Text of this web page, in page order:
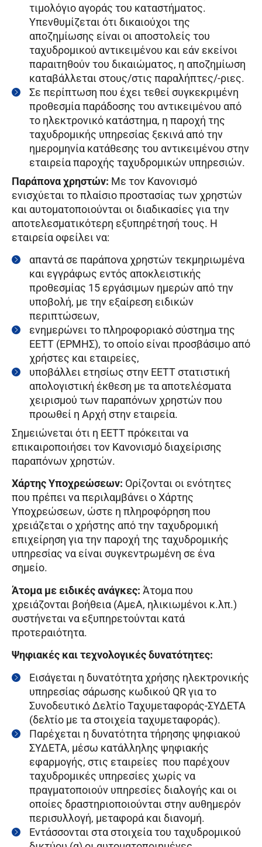
τιμολόγιο αγοράς του καταστήματος.
Υπενθυμίζεται ότι δικαιούχοι της
αποζημίωσης είναι οι αποστολείς του
ταχυδρομικού αντικειμένου και εάν εκείνοι
παραιτηθούν του δικαιώματος, η αποζημίωση
καταβάλλεται στους/στις παραλήπτες/-ριες.
Σε περίπτωση που έχει τεθεί συγκεκριμένη
προθεσμία παράδοσης του αντικειμένου από
το ηλεκτρονικό κατάστημα, η παροχή της
ταχυδρομικής υπηρεσίας ξεκινά από την
ημερομηνία κατάθεσης του αντικειμένου στην
εταιρεία παροχής ταχυδρομικών υπηρεσιών.
Παράπονα χρηστών: Με τον Κανονισμό
ενισχύεται το πλαίσιο προστασίας των χρηστών
και αυτοματοποιούνται οι διαδικασίες για την
αποτελεσματικότερη εξυπηρέτησή τους. Η
εταιρεία οφείλει να:
απαντά σε παράπονα χρηστών τεκμηριωμένα
και εγγράφως εντός αποκλειστικής
προθεσμίας 15 εργάσιμων ημερών από την
υποβολή, με την εξαίρεση ειδικών
περιπτώσεων,
ενημερώνει το πληροφοριακό σύστημα της
ΕΕΤΤ (ΕΡΜΗΣ), το οποίο είναι προσβάσιμο από
χρήστες και εταιρείες,
υποβάλλει ετησίως στην ΕΕΤΤ στατιστική
απολογιστική έκθεση με τα αποτελέσματα
χειρισμού των παραπόνων χρηστών που
προωθεί η Αρχή στην εταιρεία.
Σημειώνεται ότι η ΕΕΤΤ πρόκειται να
επικαιροποιήσει τον Κανονισμό διαχείρισης
παραπόνων χρηστών.
Χάρτης Υποχρεώσεων: Ορίζονται οι ενότητες
που πρέπει να περιλαμβάνει ο Χάρτης
Υποχρεώσεων, ώστε η πληροφόρηση που
χρειάζεται ο χρήστης από την ταχυδρομική
επιχείρηση για την παροχή της ταχυδρομικής
υπηρεσίας να είναι συγκεντρωμένη σε ένα
σημείο.
Άτομα με ειδικές ανάγκες: Άτομα που
χρειάζονται βοήθεια (ΑμεΑ, ηλικιωμένοι κ.λπ.)
συστήνεται να εξυπηρετούνται κατά
προτεραιότητα.
Ψηφιακές και τεχνολογικές δυνατότητες:
Εισάγεται η δυνατότητα χρήσης ηλεκτρονικής
υπηρεσίας σάρωσης κωδικού QR για το
Συνοδευτικό Δελτίο Ταχυμεταφοράς-ΣΥΔΕΤΑ
(δελτίο με τα στοιχεία ταχυμεταφοράς).
Παρέχεται η δυνατότητα τήρησης ψηφιακού
ΣΥΔΕΤΑ, μέσω κατάλληλης ψηφιακής
εφαρμογής, στις εταιρείες που παρέχουν
ταχυδρομικές υπηρεσίες χωρίς να
πραγματοποιούν υπηρεσίες διαλογής και οι
οποίες δραστηριοποιούνται στην αυθημερόν
περισυλλογή, μεταφορά και διανομή.
Εντάσσονται στα στοιχεία του ταχυδρομικού